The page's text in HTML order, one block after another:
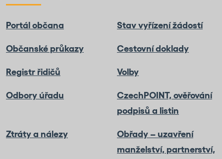
Portál občana Stav vyřízení žádostí
Občanské průkazy Cestovní doklady
Registr řidičů Volby
Odbory úřadu
CzechPOINT, ověřování
podpisů a listin
Ztráty a nálezy
Obřady – uzavření
manželství, partnerství,